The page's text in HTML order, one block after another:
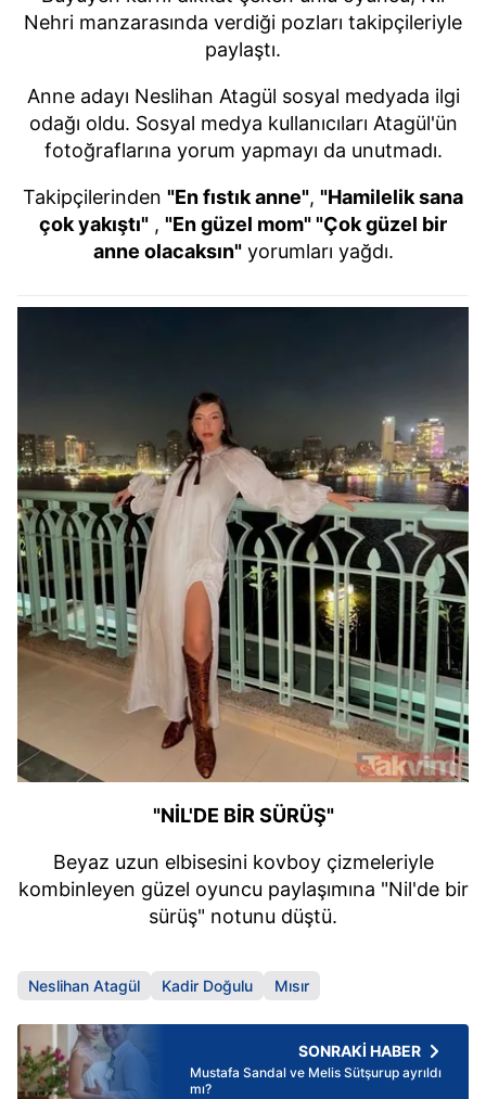
Nehri manzarasında verdiği pozları takipçileriyle
paylaştı.
Anne adayı Neslihan Atagül sosyal medyada ilgi
odağı oldu. Sosyal medya kullanıcıları Atagül'ün
fotoğraflarına yorum yapmayı da unutmadı.
Takipçilerinden "En fıstık anne", "Hamilelik sana
çok yakıştı" , "En güzel mom" "Çok güzel bir
anne olacaksın"yorumları yağdı.
"NİL'DE BİR SÜRÜŞ"
Beyaz uzun elbisesini kovboy çizmeleriyle
kombinleyen güzel oyuncu paylaşımına "Nil'de bir
sürüş" notunu düştü.
Neslihan Atagül Kadir Doğulu Mısır
SONRAKİ HABER
Mustafa Sandal ve Melis Sütşurup ayrıldı
mı?